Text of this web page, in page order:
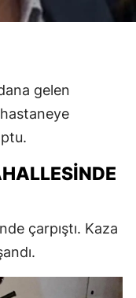
gelen
çarpıştı. Kaza